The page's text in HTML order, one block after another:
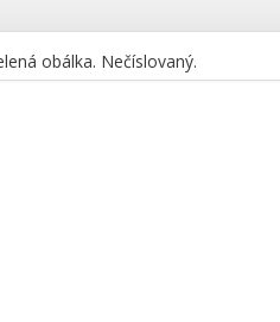
obálka. Nečíslovaný.